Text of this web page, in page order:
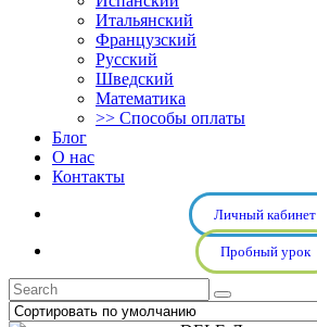
Итальянский
Французский
Русский
Шведский
Математика
>> Способы оплаты
Блог
О нас
Контакты
Личный кабинет
Пробный урок